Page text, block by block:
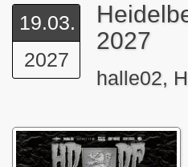
19.03.
2027
2027
halle02,